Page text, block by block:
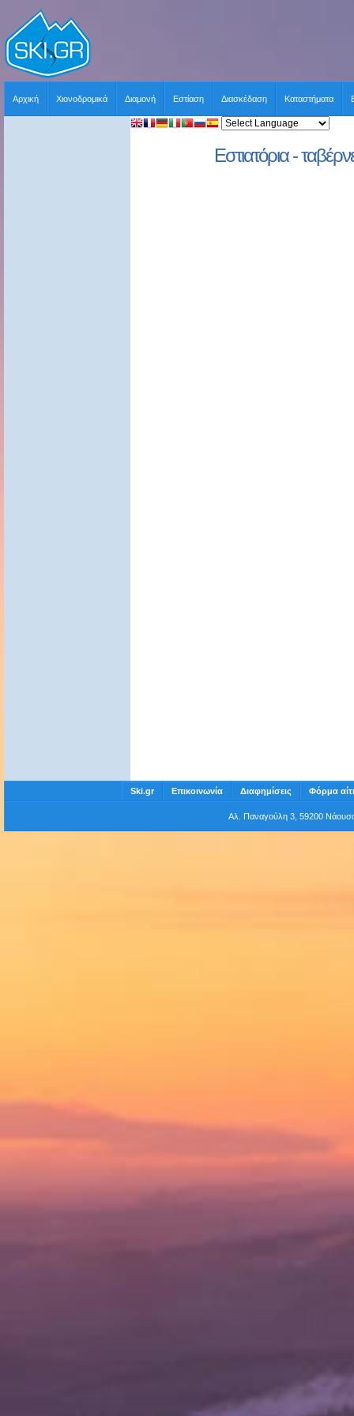
Αρχική Χιονοδρομικά Διαμονή Εστίαση Διασκέδαση Καταστήματα
Εστιατόρια -
Ski.gr Επικοινωνία Διαφημίσεις Φόρμα
Αλ. Παναγούλη 3, 59200